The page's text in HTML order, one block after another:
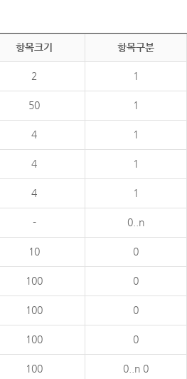
항목크기 항목구분
2 1
50 1
4 1
4 1
4 1
- 0..n
10 0
100 0
100 0
100 0
100 0..n 0